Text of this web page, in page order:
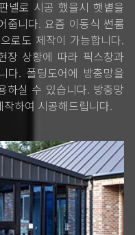
넬로 시공 했을시 햇볕을
줍니다. 요즘 이동식 썬룸
로도 제작이 가능합니다.
장 상황에 따라 픽스창과
다. 폴딩도어에 방충망을
하실 수 있습니다. 방충망
하여 시공해드립니다.